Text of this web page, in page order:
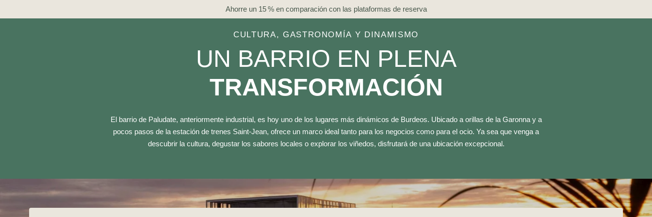
Ahorre un 15 % en comparación con las plataformas de reserva
CULTURA, GASTRONOMÍA Y DINAMISMO
UN BARRIO EN PLENA
TRANSFORMACIÓN
El barrio de Paludate, anteriormente industrial, es hoy uno de los lugares más dinámicos de Burdeos. Ubicado a orillas de la Garonna y a
pocos pasos de la estación de trenes Saint-Jean, ofrece un marco ideal tanto para los negocios como para el ocio. Ya sea que venga a
descubrir la cultura, degustar los sabores locales o explorar los viñedos, disfrutará de una ubicación excepcional.